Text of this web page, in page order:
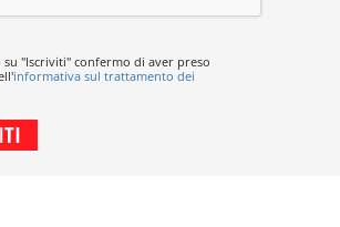
su "Iscriviti" confermo di aver preso
informativa sul trattamento dei